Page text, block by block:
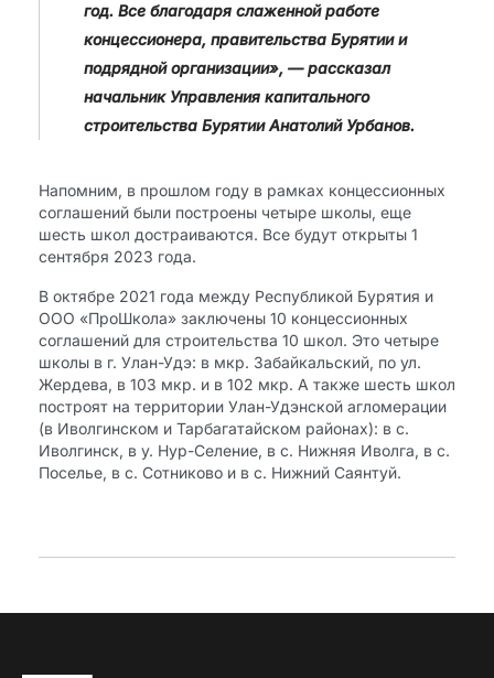
год. Все благодаря слаженной работе
концессионера, правительства Бурятии и
подрядной организации», — рассказал
начальник Управления капитального
строительства Бурятии Анатолий Урбанов.
Напомним, в прошлом году в рамках концессионных
соглашений были построены четыре школы, еще
шесть школ достраиваются. Все будут открыты 1
сентября 2023 года.
В октябре 2021 года между Республикой Бурятия и
ООО «ПроШкола» заключены 10 концессионных
соглашений для строительства 10 школ. Это четыре
школы в г. Улан-Удэ: в мкр. Забайкальский, по ул.
Жердева, в 103 мкр. и в 102 мкр. А также шесть школ
построят на территории Улан-Удэнской агломерации
(в Иволгинском и Тарбагатайском районах): в с.
Иволгинск, в у. Нур-Селение, в с. Нижняя Иволга, в с.
Поселье, в с. Сотниково и в с. Нижний Саянтуй.